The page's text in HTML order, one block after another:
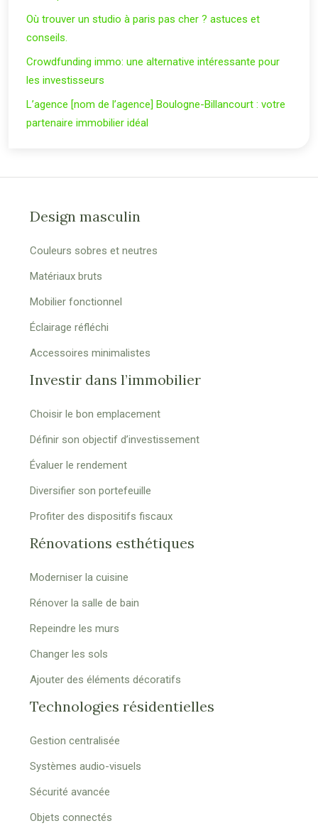
Où trouver un studio à paris pas cher ? astuces et
conseils.
Crowdfunding immo: une alternative intéressante pour
les investisseurs
L’agence [nom de l’agence] Boulogne-Billancourt : votre
partenaire immobilier idéal
Design masculin
Couleurs sobres et neutres
Matériaux bruts
Mobilier fonctionnel
Éclairage réfléchi
Accessoires minimalistes
Investir dans l’immobilier
Choisir le bon emplacement
Définir son objectif d’investissement
Évaluer le rendement
Diversifier son portefeuille
Profiter des dispositifs fiscaux
Rénovations esthétiques
Moderniser la cuisine
Rénover la salle de bain
Repeindre les murs
Changer les sols
Ajouter des éléments décoratifs
Technologies résidentielles
Gestion centralisée
Systèmes audio-visuels
Sécurité avancée
Objets connectés